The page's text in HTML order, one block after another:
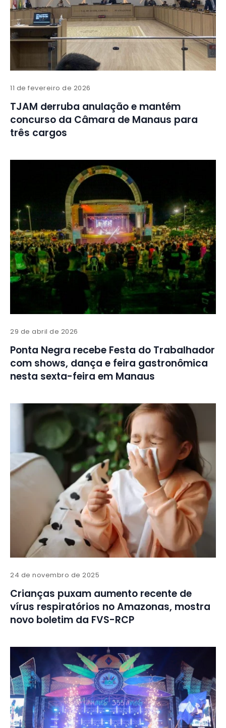
11 de fevereiro de 2026
TJAM derruba anulação e mantém
concurso da Câmara de Manaus para
três cargos
29 de abril de 2026
Ponta Negra recebe Festa do Trabalhador
com shows, dança e feira gastronômica
nesta sexta-feira em Manaus
24 de novembro de 2025
Crianças puxam aumento recente de
vírus respiratórios no Amazonas, mostra
novo boletim da FVS-RCP